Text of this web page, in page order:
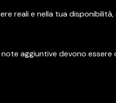
reali e nella tua
note aggiuntive devono